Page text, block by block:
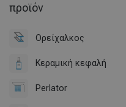
προϊόν
Ορείχαλκος
Κεραμική κεφαλή
Perlator